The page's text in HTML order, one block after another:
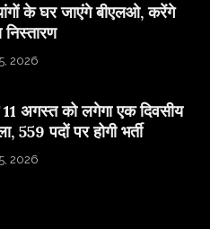
के घर जाएंगे बीएलओ, करेंगे
निस्तारण
2026
11 अगस्त को लगेगा एक दिवसीय
559 पदों पर होगी भर्ती
2026